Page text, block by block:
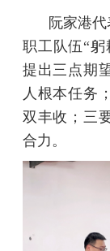
阮家港
职工队伍“
提出三点期
人根本任务
双丰收；三
合力。